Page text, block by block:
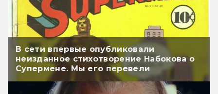
В сети впервые опубликовали
неизданное стихотворение Набокова о
Супермене. Мы его перевели